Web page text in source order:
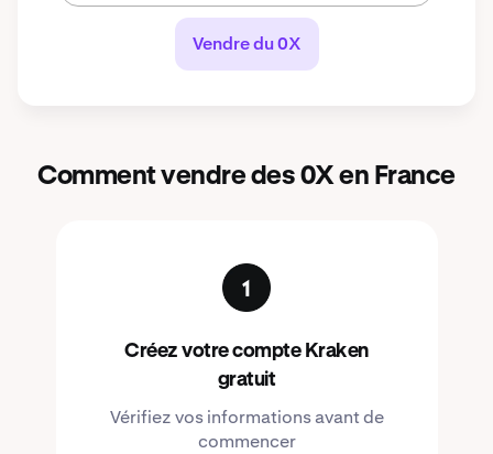
Vendre du 0X
Comment vendre des 0X en France
Créez votre compte Kraken
gratuit
Vérifiez vos informations avant de
commencer